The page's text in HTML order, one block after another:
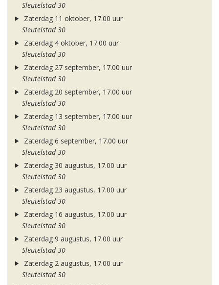
Sleutelstad 30
Zaterdag 11 oktober, 17.00 uur
Sleutelstad 30
Zaterdag 4 oktober, 17.00 uur
Sleutelstad 30
Zaterdag 27 september, 17.00 uur
Sleutelstad 30
Zaterdag 20 september, 17.00 uur
Sleutelstad 30
Zaterdag 13 september, 17.00 uur
Sleutelstad 30
Zaterdag 6 september, 17.00 uur
Sleutelstad 30
Zaterdag 30 augustus, 17.00 uur
Sleutelstad 30
Zaterdag 23 augustus, 17.00 uur
Sleutelstad 30
Zaterdag 16 augustus, 17.00 uur
Sleutelstad 30
Zaterdag 9 augustus, 17.00 uur
Sleutelstad 30
Zaterdag 2 augustus, 17.00 uur
Sleutelstad 30